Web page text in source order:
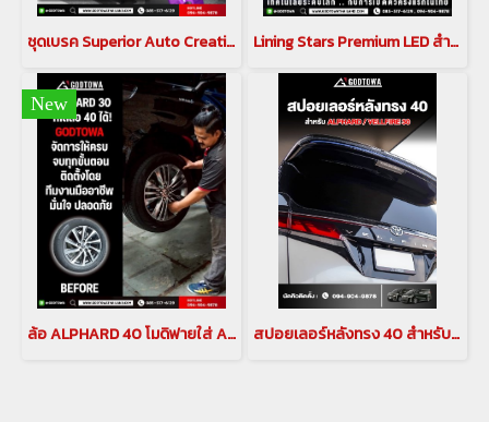
ชุดเบรค Superior Auto Creative CALIPER BREAK คาลิปเปอร์เบรก สำหรับรถยนต์ ALPHARD / VELLFIRE 30 Lining Stars Premium LED สำหรับ อัลพาร์ด เวลไฟร์ ALPHARD / VELLFIRE 30 รุ่นปี 2015-2023
New
ล้อ ALPHARD 40 โมดิฟายใส่ ALPHARD 30 สปอยเลอร์หลังทรง 40 สำหรับ ALPHARD / VELLFIRE 30